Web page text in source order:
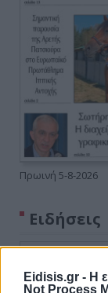
Eidisis.gr - Η
Not Process
Πρωινή 5-8-2026
Ειδήσεις